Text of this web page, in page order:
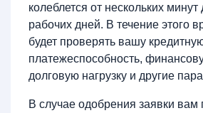
колеблется от нескольких минут
рабочих дней. В течение этого
будет проверять вашу
платежеспособность,
долговую нагрузку и другие
В случае одобрения заявки вам